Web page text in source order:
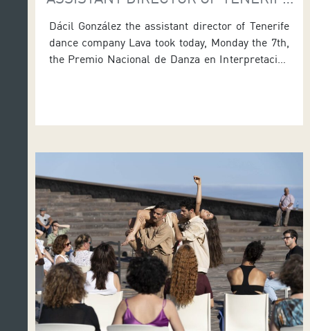
Dácil González the assistant director of Tenerife
dance company Lava took today, Monday the 7th,
the Premio Nacional de Danza en Interpretación
2014 and is the artistic director of this company